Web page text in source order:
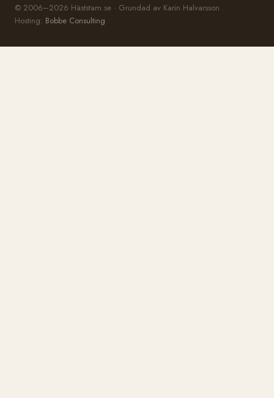
© 2006–2026 Häststam.se · Grundad av Karin Halvarsson
Hosting: Bobbe Consulting